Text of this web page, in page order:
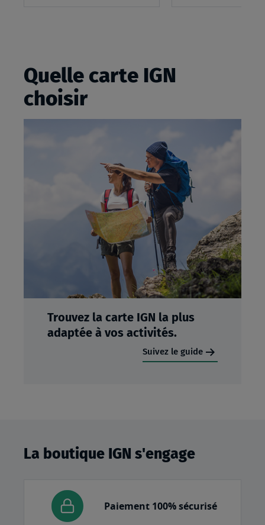
Quelle carte IGN
choisir
Trouvez la carte IGN la plus
adaptée à vos activités.
Suivez le guide
La boutique IGN s'engage
Paiement 100% sécurisé